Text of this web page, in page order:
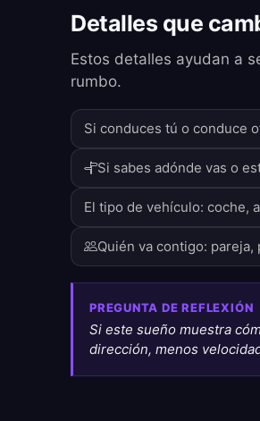
Detalles que
Estos detalles ayudan a
rumbo.
Si conduces tú o conduce
Si sabes adónde vas o
El tipo de vehículo: coche,
Quién va contigo:
PREGUNTA DE REFLEXIÓN
Si este sueño muestra
dirección, menos